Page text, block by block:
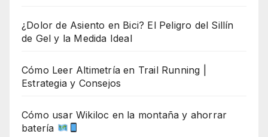
¿Dolor de Asiento en Bici? El Peligro del Sillín
de Gel y la Medida Ideal
Cómo Leer Altimetría en Trail Running |
Estrategia y Consejos
Cómo usar Wikiloc en la montaña y ahorrar
batería